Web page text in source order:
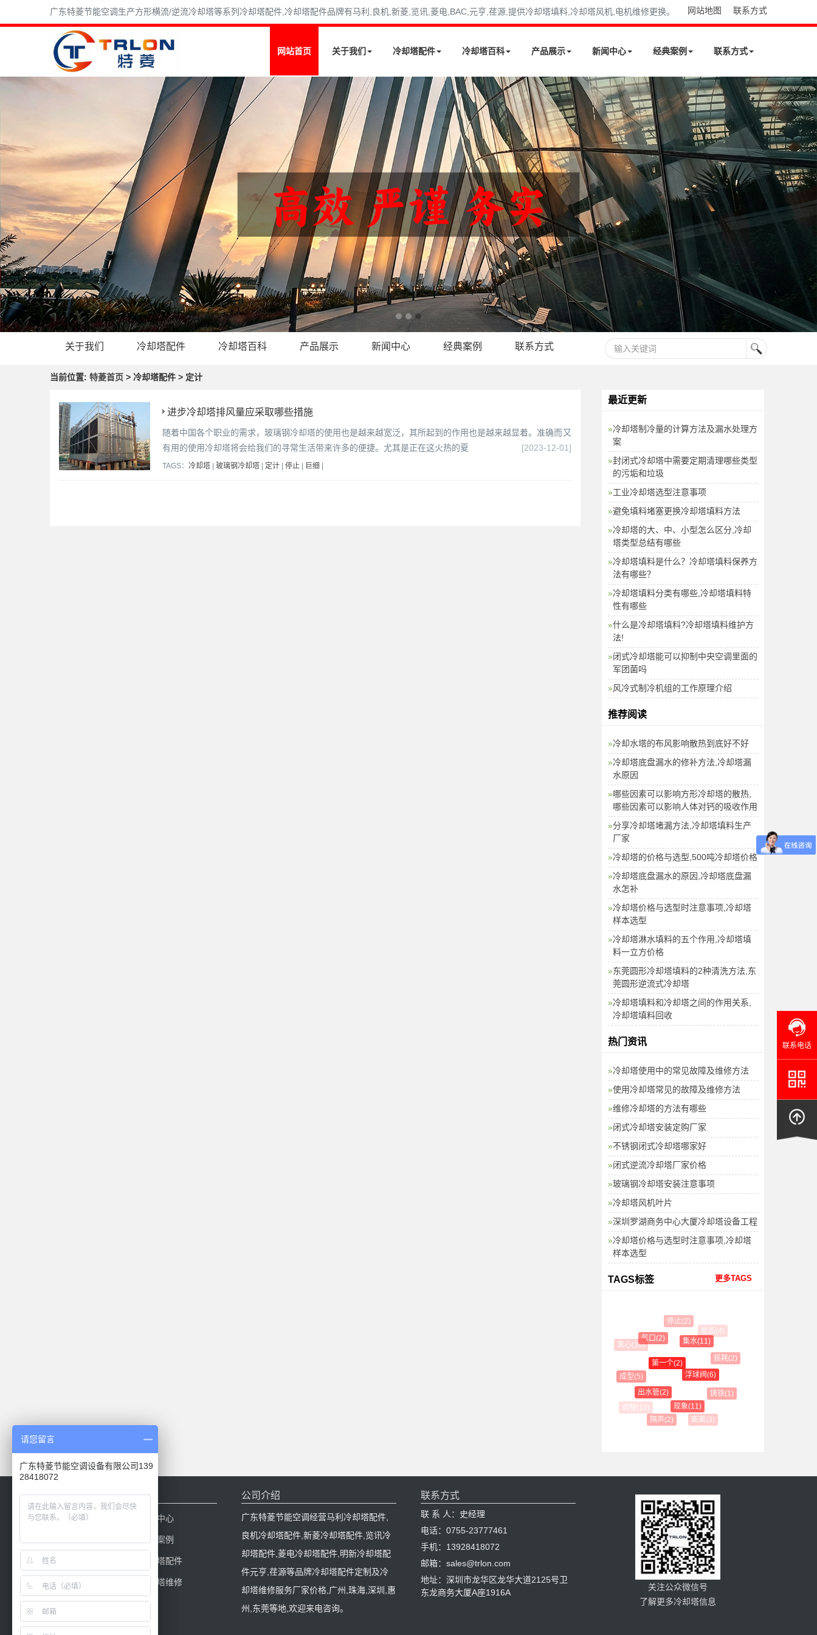
广东特菱节能空调生产方形横流/逆流冷却塔等系列冷却塔配件,冷却塔配件品牌有马利,良机,新菱,览讯,菱电,BAC,元亨,荏源,提供冷却塔填料,冷却塔风机,电机维修更换。 网站地图 联系方式
网站首页 关于我们 冷却塔配件 冷却塔百科 产品展示 新闻中心 经典案例 联系方式
关于我们 冷却塔配件 冷却塔百科 产品展示 新闻中心 经典案例 联系方式
当前位置: 特菱首页 > 冷却塔配件 > 定计
进步冷却塔排风量应采取哪些措施
随着中国各个职业的需求，玻璃钢冷却塔的使用也是越来越宽泛，其所起到的作用也是越来越显着。准确而又
有用的使用冷却塔将会给我们的寻常生活带来许多的便捷。尤其是正在这火热的夏
[2023-12-01]
TAGS： 冷却塔 | 玻璃钢冷却塔 | 定计 | 停止 | 巨细 |
最近更新
冷却塔制冷量的计算方法及漏水处理方
案
封闭式冷却塔中需要定期清理哪些类型
的污垢和垃圾
工业冷却塔选型注意事项
避免填料堵塞更换冷却塔填料方法
冷却塔的大、中、小型怎么区分,冷却
塔类型总结有哪些
冷却塔填料是什么？冷却塔填料保养方
法有哪些？
冷却塔填料分类有哪些,冷却塔填料特
性有哪些
什么是冷却塔填料?冷却塔填料维护方
法!
闭式冷却塔能可以抑制中央空调里面的
军团菌吗
风冷式制冷机组的工作原理介绍
推荐阅读
冷却水塔的布风影响散热到底好不好
冷却塔底盘漏水的修补方法,冷却塔漏
水原因
哪些因素可以影响方形冷却塔的散热,
哪些因素可以影响人体对钙的吸收作用
分享冷却塔堵漏方法,冷却塔填料生产
厂家
冷却塔的价格与选型,500吨冷却塔价格
冷却塔底盘漏水的原因,冷却塔底盘漏
水怎补
冷却塔价格与选型时注意事项,冷却塔
样本选型
冷却塔淋水填料的五个作用,冷却塔填
料一立方价格
东莞圆形冷却塔填料的2种清洗方法,东
莞圆形逆流式冷却塔
冷却塔填料和冷却塔之间的作用关系,
冷却塔填料回收
热门资讯
冷却塔使用中的常见故障及维修方法
使用冷却塔常见的故障及维修方法
维修冷却塔的方法有哪些
闭式冷却塔安装定购厂家
不锈钢闭式冷却塔哪家好
闭式逆流冷却塔厂家价格
玻璃钢冷却塔安装注意事项
冷却塔风机叶片
深圳罗湖商务中心大厦冷却塔设备工程
冷却塔价格与选型时注意事项,冷却塔
样本选型
TAGS标签 更多TAGS
成型(5)
出水管(2)
第一个(2)
气口(2)
离心(10)
隔声(2)
现象(11)
浮球阀(6)
集水(11)
停止(2)
距离(3)
铸铁(1)
损耗(2)
轮齿(4)
网站导航
网站首页 新闻中心
工程案例
冷却塔配件
冷却塔填料 冷却塔维修
公司介绍
广东特菱节能空调经营马利冷却塔配件,
良机冷却塔配件,新菱冷却塔配件,览讯冷
却塔配件,菱电冷却塔配件,明新冷却塔配
件元亨,荏源等品牌冷却塔配件定制及冷
却塔维修服务厂家价格,广州,珠海,深圳,惠
州,东莞等地,欢迎来电咨询。
联系方式
联 系 人：史经理
电话：0755-23777461
手机：13928418072
邮箱：sales@trlon.com
地址：深圳市龙华区龙华大道2125号卫
东龙商务大厦A座1916A
关注公众微信号
了解更多冷却塔信息
联系电话
请您留言
广东特菱节能空调设备有限公司139
28418072